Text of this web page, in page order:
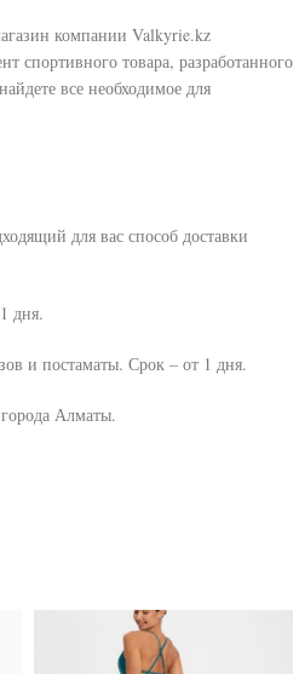
компании Valkyrie.kz
спортивного товара, разработанного
все необходимое для
для вас способ доставки
дня.
и постаматы. Срок – от 1 дня.
Алматы.